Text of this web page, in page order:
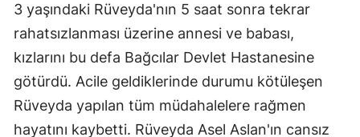
3 yaşındaki Rüveyda'nın 5 saat sonra tekrar
rahatsızlanması üzerine annesi ve babası,
kızlarını bu defa Bağcılar Devlet Hastanesine
götürdü. Acile geldiklerinde durumu kötüleşen
Rüveyda yapılan tüm müdahalelere rağmen
hayatını kaybetti. Rüveyda Asel Aslan'ın cansız